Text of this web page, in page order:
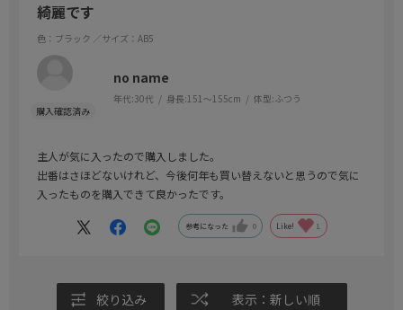
綺麗です
色：ブラック ／サイズ：AB5
no name
年代:30代 身長:151～155cm 体型:ふつう
主人が気に入ったので購入しました。
出番はさほどないけれど、今後何年も買い替えないと思うので気に
入ったものを購入できて良かったです。
参考になった 0 Like! 1
絞り込み 表示：新しい順